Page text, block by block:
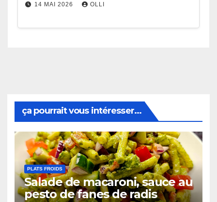
14 MAI 2026 OLLI
ça pourrait vous intéresser...
PLATS FROIDS
Salade de macaroni, sauce au
pesto de fanes de radis